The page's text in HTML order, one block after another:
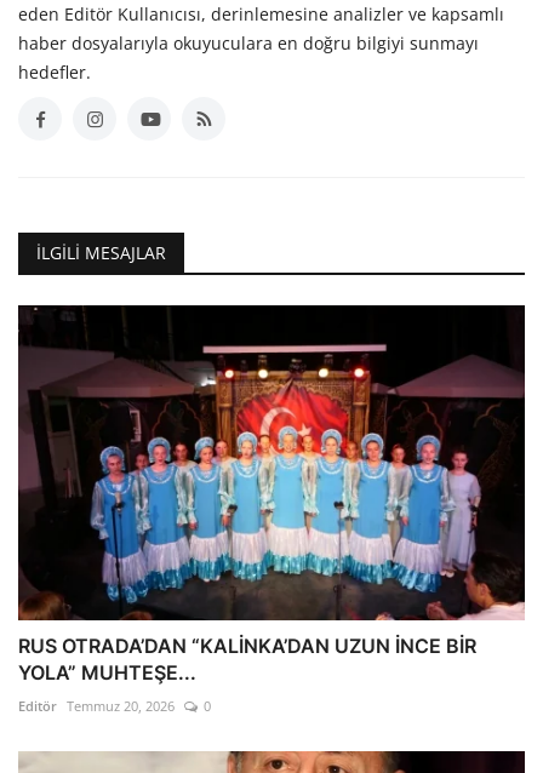
eden Editör Kullanıcısı, derinlemesine analizler ve kapsamlı
haber dosyalarıyla okuyuculara en doğru bilgiyi sunmayı
hedefler.
İLGILI MESAJLAR
RUS OTRADA’DAN “KALİNKA’DAN UZUN İNCE BİR
YOLA” MUHTEŞE...
Editör Temmuz 20, 2026 0